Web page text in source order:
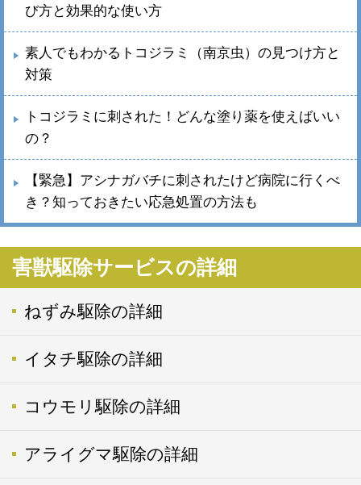
び方と効果的な使い方
素人でもわかるトコジラミ（南京虫）の見つけ方と
対策
トコジラミに刺された！どんな塗り薬を使えばいい
の？
【緊急】アシナガバチに刺されたけど病院に行くべ
き？知っておきたい応急処置の方法も
害獣駆除サービスの詳細
ねずみ駆除の詳細
イタチ駆除の詳細
コウモリ駆除の詳細
アライグマ駆除の詳細